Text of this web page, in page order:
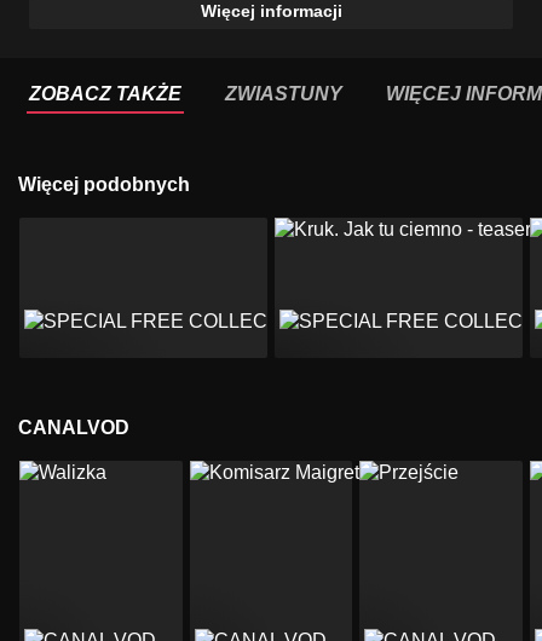
Więcej informacji
ZOBACZ TAKŻE ZWIASTUNY WIĘCEJ
Więcej podobnych
CANALVOD